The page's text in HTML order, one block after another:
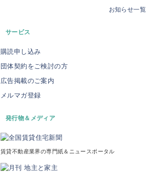
お知らせ一覧
サービス
購読申し込み
団体契約をご検討の方
広告掲載のご案内
メルマガ登録
発行物＆メディア
賃貸不動産業界の専門紙＆ニュースポータル